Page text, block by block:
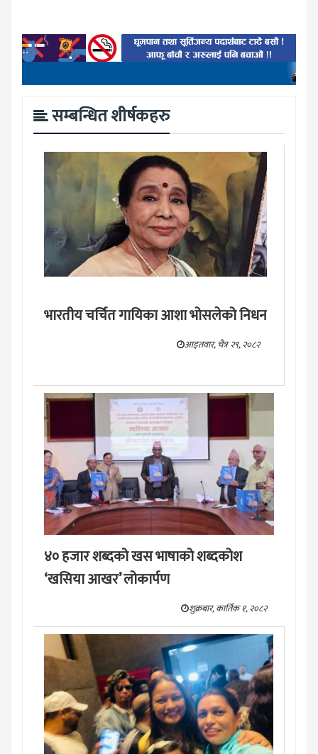
सम्बन्धित शीर्षकहरु
भारतीय चर्चित गायिका आशा भोसलेको निधन
आइतवार, चैत्र २९, २०८२
४० हजार शब्दको खस भाषाको शब्दकोश
‘खसिया आखर’ लोकार्पण
शुक्रबार, कार्तिक १, २०८२